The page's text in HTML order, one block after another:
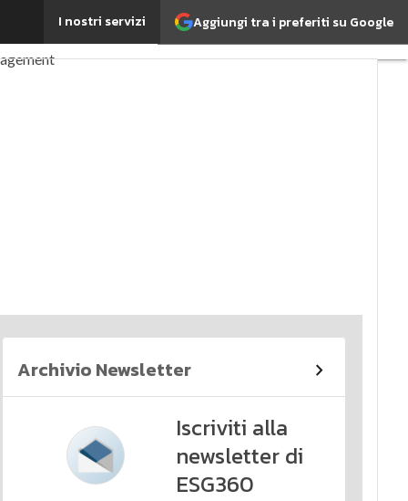
Aggiungi tra i preferiti su Google
I nostri servizi
è importante?
Archivio Newsletter
Iscriviti alla
newsletter di
ESG360